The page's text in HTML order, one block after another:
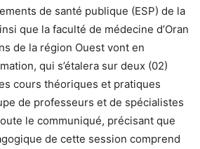
de santé publique (ESP) de la
que la faculté de médecine d’Oran
de la région Ouest vont en
qui s’étalera sur deux (02)
cours théoriques et pratiques
de professeurs et de spécialistes
le communiqué, précisant que
de cette session comprend